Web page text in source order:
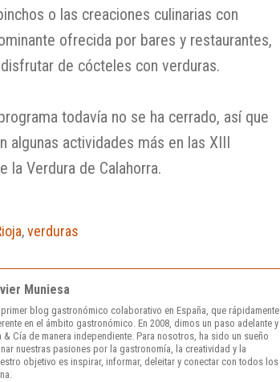
o las creaciones culinarias con
ofrecida por bares y restaurantes,
de cócteles con verduras.
todavía no se ha cerrado, así que
algunas actividades más en las XIII
la Verdura de Calahorra.
,verduras
Muniesa
primer blog gastronómico colaborativo en España, que rápidamente
en el ámbito gastronómico. En 2008, dimos un paso adelante y
& Cía de manera independiente. Para nosotros, ha sido un sueño
nuestras pasiones por la gastronomía, la creatividad y la
objetivo es inspirar, informar, deleitar y conectar con todos los